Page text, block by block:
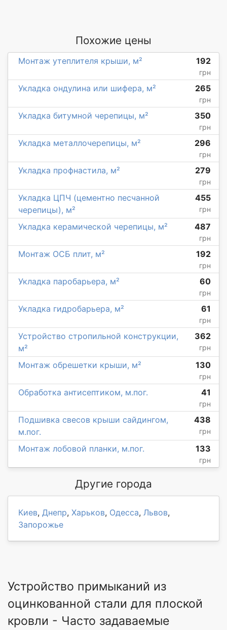
Похожие цены
Монтаж утеплителя крыши, м² 192
грн
Укладка ондулина или шифера, м² 265
грн
Укладка битумной черепицы, м² 350
грн
Укладка металлочерепицы, м² 296
грн
Укладка профнастила, м² 279
грн
Укладка ЦПЧ (цементно песчанной
черепицы), м²
455
грн
Укладка керамической черепицы, м² 487
грн
Монтаж ОСБ плит, м² 192
грн
Укладка паробарьера, м² 60
грн
Укладка гидробарьера, м² 61
грн
Устройство стропильной конструкции,
м²
362
грн
Монтаж обрешетки крыши, м² 130
грн
Обработка антисептиком, м.пог. 41
грн
Подшивка свесов крыши сайдингом,
м.пог.
438
грн
Монтаж лобовой планки, м.пог. 133
грн
Другие города
Киев, Днепр, Харьков, Одесса, Львов,
Запорожье
Устройство примыканий из
оцинкованной стали для плоской
кровли - Часто задаваемые